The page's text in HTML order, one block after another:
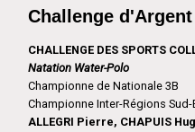
Challenge d'Argent
CHALLENGE DES SPORTS
Natation Water-Polo
Championne de Nationale 3B
Championne Inter-Régions Sud-
ALLEGRI Pierre, CHAPUIS